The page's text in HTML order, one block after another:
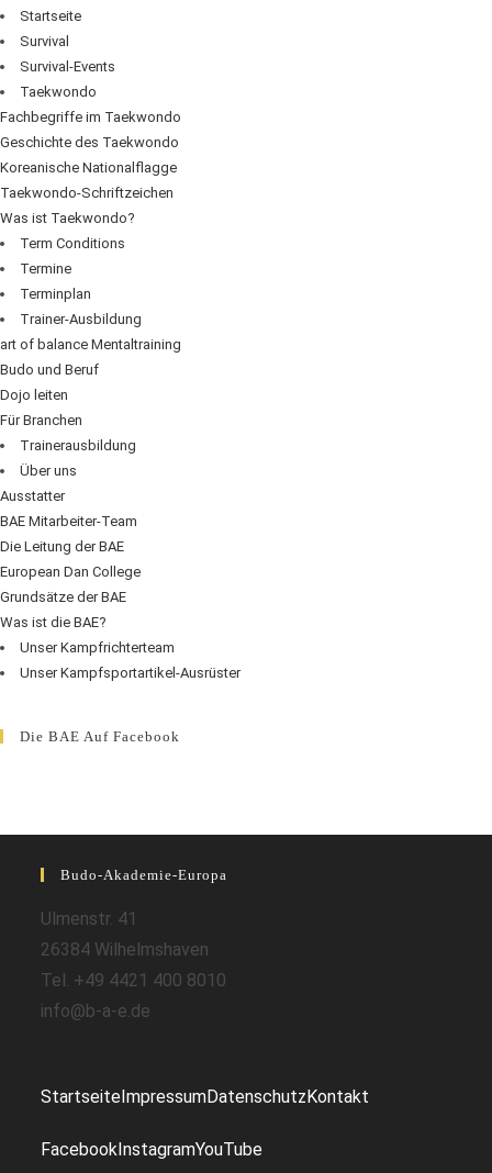
Startseite
Survival
Survival-Events
Taekwondo
Fachbegriffe im Taekwondo
Geschichte des Taekwondo
Koreanische Nationalflagge
Taekwondo-Schriftzeichen
Was ist Taekwondo?
Term Conditions
Termine
Terminplan
Trainer-Ausbildung
art of balance Mentaltraining
Budo und Beruf
Dojo leiten
Für Branchen
Trainerausbildung
Über uns
Ausstatter
BAE Mitarbeiter-Team
Die Leitung der BAE
European Dan College
Grundsätze der BAE
Was ist die BAE?
Unser Kampfrichterteam
Unser Kampfsportartikel-Ausrüster
Die BAE Auf Facebook
Budo-Akademie-Europa
Ulmenstr. 41
26384 Wilhelmshaven
Tel. +49 4421 400 8010
info@b-a-e.de
StartseiteImpressumDatenschutzKontakt
FacebookInstagramYouTube